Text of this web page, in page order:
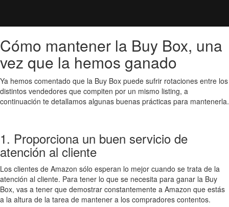
Cómo mantener la Buy Box, una
vez que la hemos ganado
Ya hemos comentado que la Buy Box puede sufrir rotaciones entre los
distintos vendedores que compiten por un mismo listing, a
continuación te detallamos algunas buenas prácticas para mantenerla.
1. Proporciona un buen servicio de
atención al cliente
Los clientes de Amazon sólo esperan lo mejor cuando se trata de la
atención al cliente. Para tener lo que se necesita para ganar la Buy
Box, vas a tener que demostrar constantemente a Amazon que estás
a la altura de la tarea de mantener a los compradores contentos.